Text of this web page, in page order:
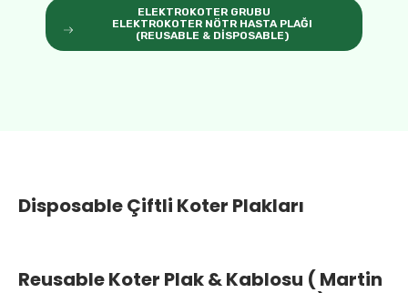
ELEKTROKOTER GRUBU
ELEKTROKOTER NÖTR HASTA PLAĞI
(REUSABLE & DISPOSABLE)
Disposable Çiftli Koter Plakları
Reusable Koter Plak & Kablosu ( Martin